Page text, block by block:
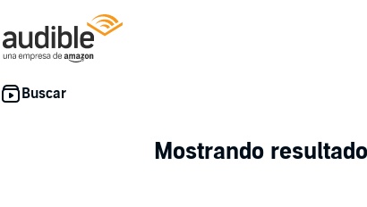
Mostrando